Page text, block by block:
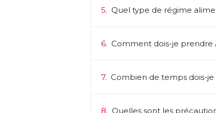
5. Quel type de régime
6. Comment dois-je prendre
7. Combien de temps dois-
8. Quelles sont les